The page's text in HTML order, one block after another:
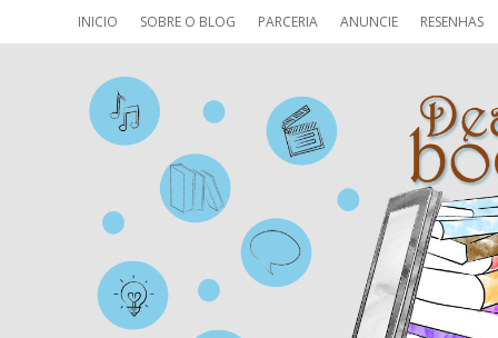
INICIO SOBRE O BLOG PARCERIA ANUNCIE RESENHAS